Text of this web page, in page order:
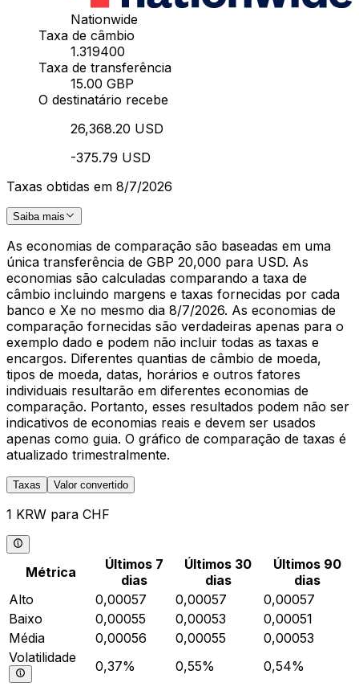
Nationwide
Taxa de câmbio
1.319400
Taxa de transferência
15.00 GBP
O destinatário recebe
26,368.20 USD
-375.79 USD
Taxas obtidas em 8/7/2026
Saiba mais
As economias de comparação são baseadas em uma
única transferência de GBP 20,000 para USD. As
economias são calculadas comparando a taxa de
câmbio incluindo margens e taxas fornecidas por cada
banco e Xe no mesmo dia 8/7/2026. As economias de
comparação fornecidas são verdadeiras apenas para o
exemplo dado e podem não incluir todas as taxas e
encargos. Diferentes quantias de câmbio de moeda,
tipos de moeda, datas, horários e outros fatores
individuais resultarão em diferentes economias de
comparação. Portanto, esses resultados podem não ser
indicativos de economias reais e devem ser usados
apenas como guia. O gráfico de comparação de taxas é
atualizado trimestralmente.
Taxas Valor convertido
1 KRW para CHF
Métrica
Últimos 7
dias
Últimos 30
dias
Últimos 90
dias
Alto
0,00057 0,00057
0,00057
Baixo
0,00055 0,00053
0,00051
Média
0,00056 0,00055
0,00053
Volatilidade
0,37% 0,55% 0,54%